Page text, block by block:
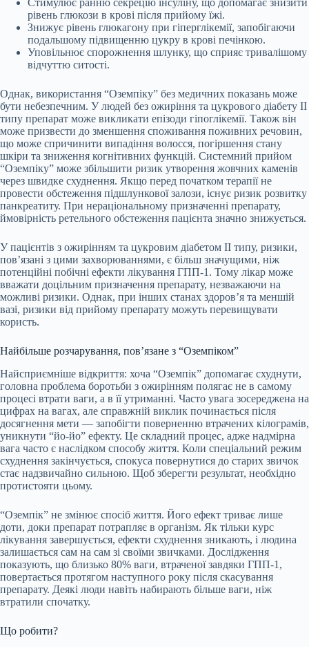
Стимулює ранню секрецію інсуліну, що допомагає знизити
рівень глюкози в крові після прийому їжі.
Знижує рівень глюкагону при гіперглікемії, запобігаючи
подальшому підвищенню цукру в крові печінкою.
Уповільнює спорожнення шлунку, що сприяє тривалішому
відчуттю ситості.
Однак, використання “Оземпіку” без медичних показань може
бути небезпечним. У людей без ожиріння та цукрового діабету II
типу препарат може викликати епізоди гіпоглікемії. Також він
може призвести до зменшення споживання поживних речовин,
що може спричинити випадіння волосся, погіршення стану
шкіри та зниження когнітивних функцій. Системний прийом
“Оземпіку” може збільшити ризик утворення жовчних каменів
через швидке схуднення. Якщо перед початком терапії не
провести обстеження підшлункової залози, існує ризик розвитку
панкреатиту. При нераціональному призначенні препарату,
ймовірність ретельного обстеження пацієнта значно знижується.
У пацієнтів з ожирінням та цукровим діабетом II типу, ризики,
пов’язані з цими захворюваннями, є більш значущими, ніж
потенційні побічні ефекти лікування ГПП-1. Тому лікар може
вважати доцільним призначення препарату, незважаючи на
можливі ризики. Однак, при інших станах здоров’я та меншій
вазі, ризики від прийому препарату можуть перевищувати
користь.
Найбільше розчарування, пов’язане з “Оземпіком”
Найсприємніше відкриття: хоча “Оземпік” допомагає схуднути,
головна проблема боротьби з ожирінням полягає не в самому
процесі втрати ваги, а в її утриманні. Часто увага зосереджена на
цифрах на вагах, але справжній виклик починається після
досягнення мети — запобігти поверненню втрачених кілограмів,
уникнути “йо-йо” ефекту. Це складний процес, адже надмірна
вага часто є наслідком способу життя. Коли спеціальний режим
схуднення закінчується, спокуса повернутися до старих звичок
стає надзвичайно сильною. Щоб зберегти результат, необхідно
протистояти цьому.
“Оземпік” не змінює спосіб життя. Його ефект триває лише
доти, доки препарат потрапляє в організм. Як тільки курс
лікування завершується, ефекти схуднення зникають, і людина
залишається сам на сам зі своїми звичками. Дослідження
показують, що близько 80% ваги, втраченої завдяки ГПП-1,
повертається протягом наступного року після скасування
препарату. Деякі люди навіть набирають більше ваги, ніж
втратили спочатку.
Що робити?